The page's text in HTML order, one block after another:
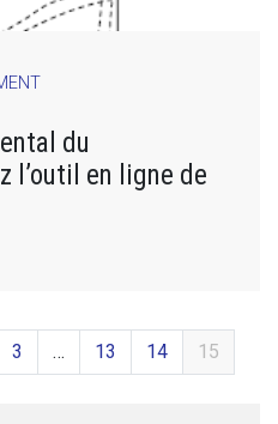
du
l’outil en ligne de
3 … 13 14 15